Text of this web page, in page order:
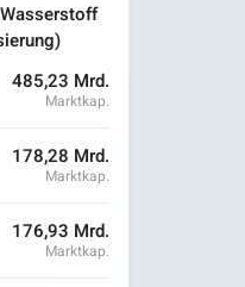
485,23 Mrd.
Marktkap.
178,28 Mrd.
Marktkap.
176,93 Mrd.
Marktkap.